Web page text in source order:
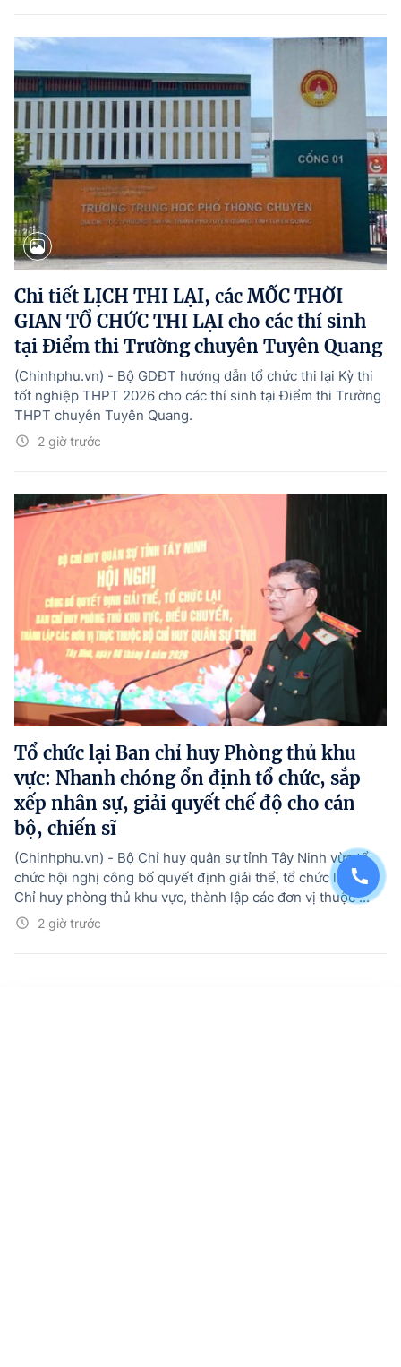
Chi tiết LỊCH THI LẠI, các MỐC THỜI
GIAN TỔ CHỨC THI LẠI cho các thí sinh
tại Điểm thi Trường chuyên Tuyên Quang
2 giờ trước
(Chinhphu.vn) - Bộ GDĐT hướng dẫn tổ chức thi lại Kỳ thi
tốt nghiệp THPT 2026 cho các thí sinh tại Điểm thi Trường
THPT chuyên Tuyên Quang.
Tổ chức lại Ban chỉ huy Phòng thủ khu
vực: Nhanh chóng ổn định tổ chức, sắp
xếp nhân sự, giải quyết chế độ cho cán
bộ, chiến sĩ
2 giờ trước
(Chinhphu.vn) - Bộ Chỉ huy quân sự tỉnh Tây Ninh vừa tổ
chức hội nghị công bố quyết định giải thể, tổ chức lại Ban
Chỉ huy phòng thủ khu vực, thành lập các đơn vị thuộc ...